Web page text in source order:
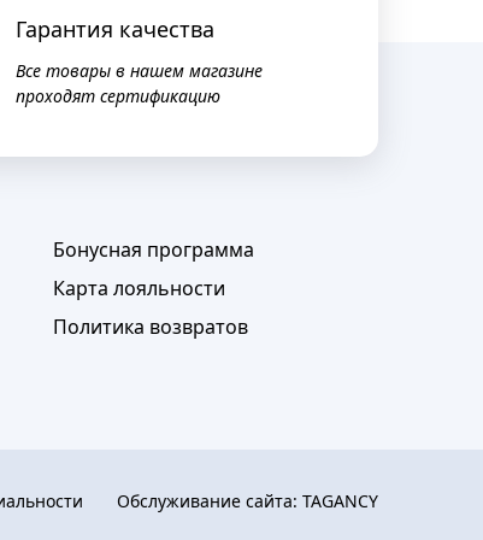
Гарантия качества
Все товары в нашем магазине
проходят сертификацию
Бонусная программа
Карта лояльности
Политика возвратов
Обслуживание сайта: TAGANCY